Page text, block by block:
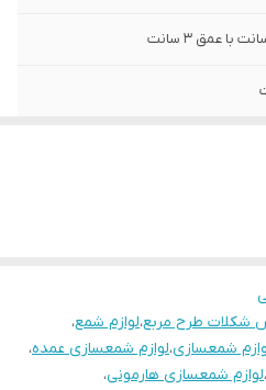
شکلات طرح مربع،لوازم شمع،
شمعسازی،لوازم شمعسازی عمده،
،لوازم شمعسازی هارمونی،